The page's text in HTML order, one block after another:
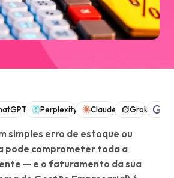
Perplexity Claude Grok
simples erro de estoque ou
pode comprometer toda a
— e o faturamento da sua